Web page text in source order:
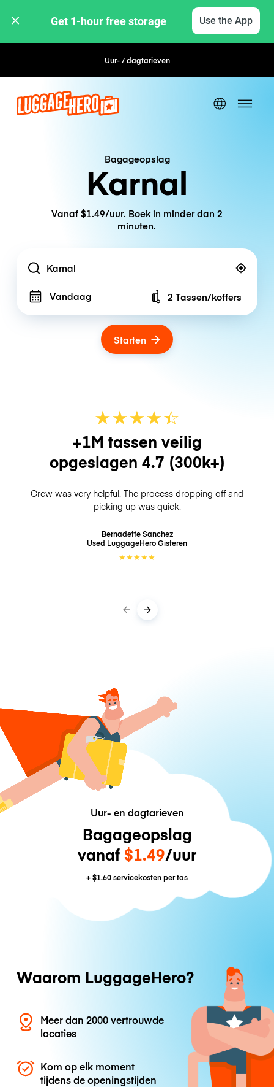
Get 1-hour free storage Use the App
Uur- / dagtarieven Flexibel boeken
Bagageopslag
Karnal
Vanaf $1.49/uur. Boek in minder dan 2
minuten.
Location
Vandaag Number of bags
2 Tassen/koffers
Starten
★★★★☆
★
+1M tassen veilig
opgeslagen 4.7 (300k+)
Crew was very helpful. The process dropping off and
picking up was quick.
Bernadette Sanchez
Used LuggageHeroGisteren
★★★★★
Uur- en dagtarieven
Bagageopslag
vanaf $1.49/uur
+$1.60servicekosten per tas
Waarom LuggageHero?
Meer dan 2000 vertrouwde
locaties
Kom op elk moment
tijdens de openingstijden